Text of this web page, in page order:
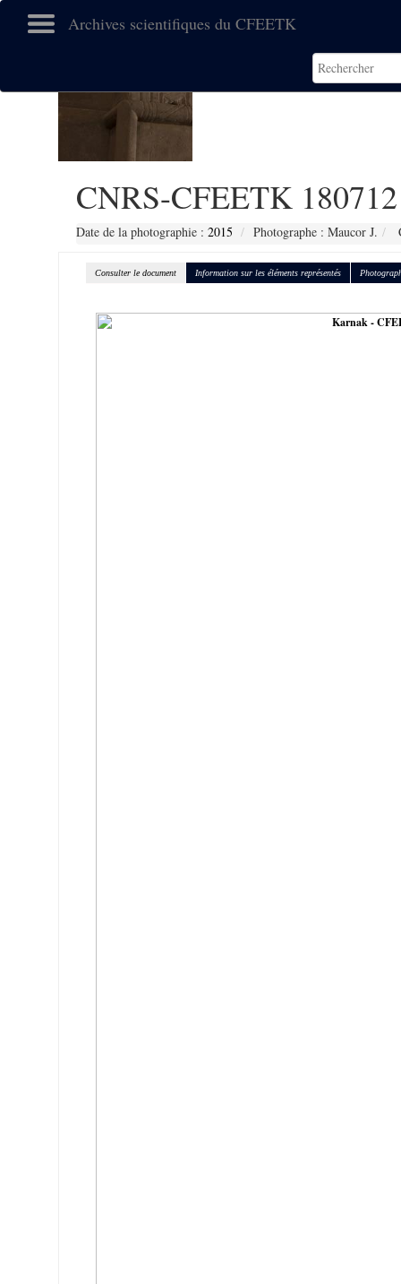
Archives scientifiques du CFEETK
CNRS-CFEETK 180712
Date de la photographie : 2015 Photographe : Maucor J.
Consulter le document Information sur les éléments représentés